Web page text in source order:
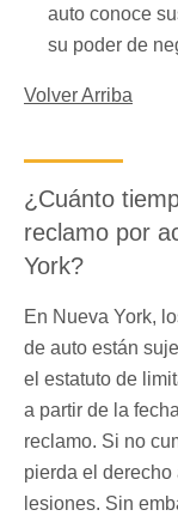
auto conoce
su poder de
Volver Arriba
¿Cuánto
reclamo por
York?
En Nueva York,
de auto están
el estatuto de
a partir de la
reclamo. Si no
pierda el
lesiones. Sin